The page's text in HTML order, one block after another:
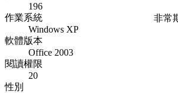
196
作業系統
Windows XP
軟體版本
Office 2003
閱讀權限
20
性別
非常